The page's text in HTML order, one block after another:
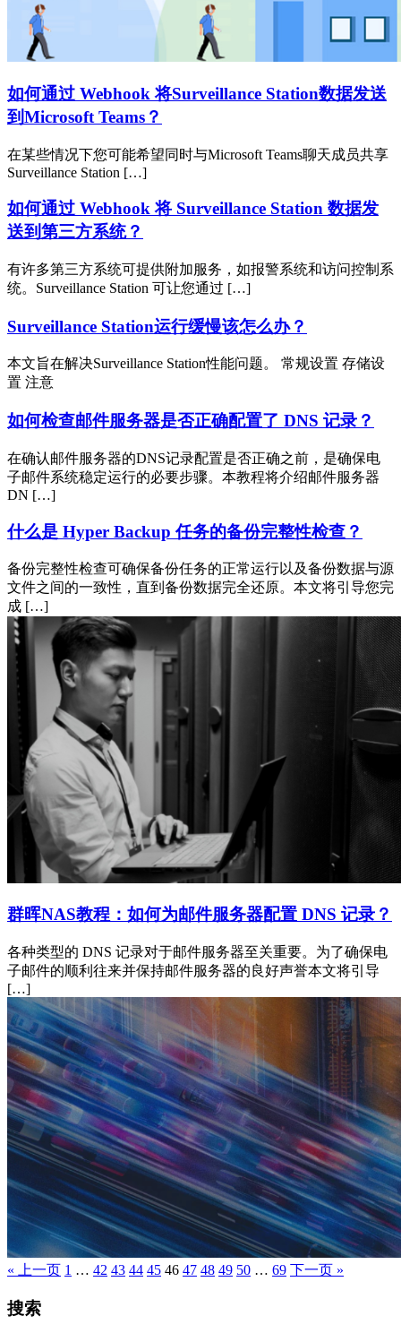
如何通过 Webhook 将Surveillance Station数据发送
到Microsoft Teams？
在某些情况下您可能希望同时与Microsoft Teams聊天成员共享
Surveillance Station […]
如何通过 Webhook 将 Surveillance Station 数据发
送到第三方系统？
有许多第三方系统可提供附加服务，如报警系统和访问控制系
统。Surveillance Station 可让您通过 […]
Surveillance Station运行缓慢该怎么办？
本文旨在解决Surveillance Station性能问题。 常规设置 存储设
置 注意
如何检查邮件服务器是否正确配置了 DNS 记录？
在确认邮件服务器的DNS记录配置是否正确之前，是确保电
子邮件系统稳定运行的必要步骤。本教程将介绍邮件服务器
DN […]
什么是 Hyper Backup 任务的备份完整性检查？
备份完整性检查可确保备份任务的正常运行以及备份数据与源
文件之间的一致性，直到备份数据完全还原。本文将引导您完
成 […]
群晖NAS教程：如何为邮件服务器配置 DNS 记录？
各种类型的 DNS 记录对于邮件服务器至关重要。为了确保电
子邮件的顺利往来并保持邮件服务器的良好声誉本文将引导
[…]
« 上一页 1 … 42 43 44 45 46 47 48 49 50 … 69 下一页 »
搜索